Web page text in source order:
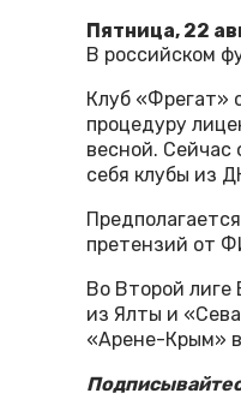
Пятница, 22
В российском
Клуб «Фрегат»
процедуру
весной.
себя клубы из
претензий от
Во Второй
из Ялты и
«Арене-Крым»